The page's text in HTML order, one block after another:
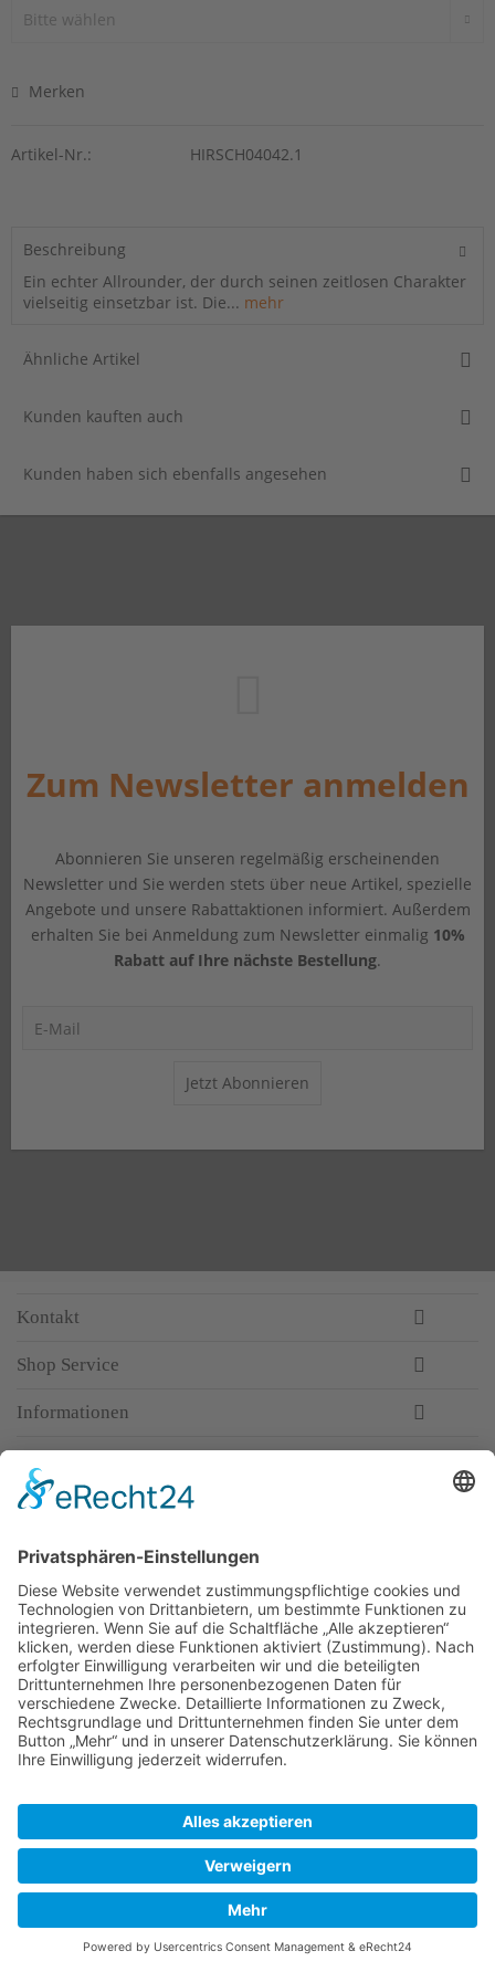
Merken
Artikel-Nr.: HIRSCH04042.1
Beschreibung
Ein echter Allrounder, der durch seinen zeitlosen Charakter
vielseitig einsetzbar ist. Die... mehr
Ähnliche Artikel
Kunden kauften auch
Kunden haben sich ebenfalls angesehen
Zum Newsletter anmelden
Abonnieren Sie unseren regelmäßig erscheinenden
Newsletter und Sie werden stets über neue Artikel, spezielle
Angebote und unsere Rabattaktionen informiert. Außerdem
erhalten Sie bei Anmeldung zum Newsletter einmalig 10%
Rabatt auf Ihre nächste Bestellung.
Jetzt Abonnieren
Kontakt
Shop Service
Informationen
Top-Anbieter
Spitzenqualität
Kompetente Beratung
Partner
* Alle Preise inkl. gesetzl. Mehrwertsteuer, inkl. Versandkosten
Warum WACCEX?
Allgemeine Geschäftsbedingungen und Kundeninformationen
Impressum
Versand- und Zahlungsbedingungen
Widerrufsrecht